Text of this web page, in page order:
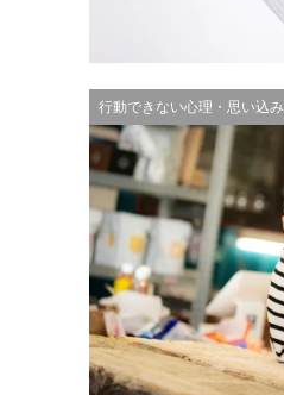
行動できない心理・思い込み